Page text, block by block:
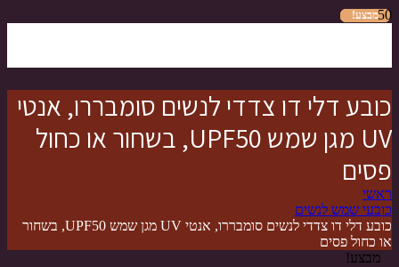
כובע דלי דו צדדי לנשים סומבררו, אנטי
UV מגן שמש UPF50, בשחור או כחול
פסים
ראשי
כובעי שמש לנשים
כובע דלי דו צדדי לנשים סומבררו, אנטי UV מגן שמש UPF50, בשחור
או כחול פסים
מבצע!
מבצע!
מבצע!
מבצע!
מבצע!
מבצע!
מבצע!
מבצע!